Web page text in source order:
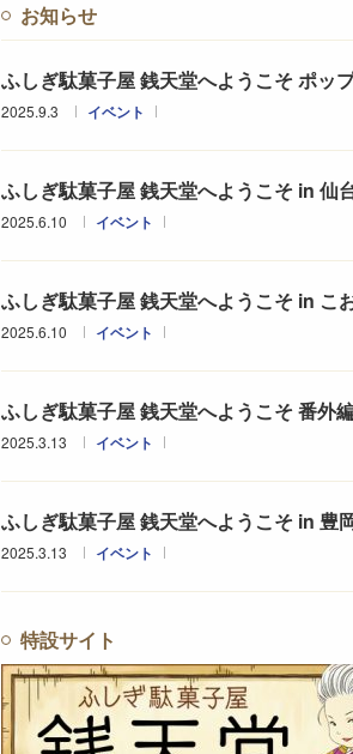
お知らせ
ふしぎ駄菓子屋 銭天堂へようこそ ポッ
2025.9.3 イベント
ふしぎ駄菓子屋 銭天堂へようこそ in 仙
2025.6.10 イベント
ふしぎ駄菓子屋 銭天堂へようこそ in こ
2025.6.10 イベント
ふしぎ駄菓子屋 銭天堂へようこそ 番外
2025.3.13 イベント
ふしぎ駄菓子屋 銭天堂へようこそ in 豊
2025.3.13 イベント
特設サイト